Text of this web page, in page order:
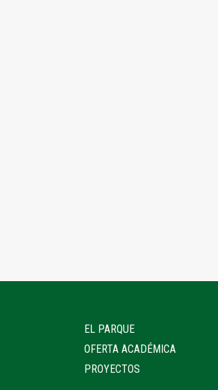
EL PARQUE
OFERTA ACADÉMICA
PROYECTOS